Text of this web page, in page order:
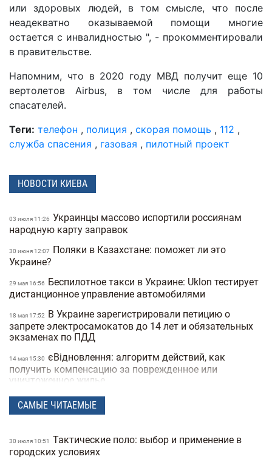
или здоровых людей, в том смысле, что после
неадекватно оказываемой помощи многие
остается с инвалидностью ", - прокомментировали
в правительстве.
Напомним, что в 2020 году МВД получит еще 10
вертолетов Airbus, в том числе для работы
спасателей.
Теги: телефон , полиция , скорая помощь , 112 ,
служба спасения , газовая , пилотный проект
НОВОСТИ КИЕВА
03 июля 11:26 Украинцы массово испортили россиянам
народную карту заправок
30 июня 12:07
Поляки в Казахстане: поможет ли это
Украине?
29 мая 16:56
Беспилотное такси в Украине: Uklon тестирует
дистанционное управление автомобилями
18 мая 17:52
В Украине зарегистрировали петицию о
запрете электросамокатов до 14 лет и обязательных
экзаменах по ПДД
14 мая 15:30 єВідновлення: алгоритм действий, как
получить компенсацию за поврежденное или
уничтоженное жилье
15:50 В Украине хотят запретить электросамокаты на
тротуарах: где и как они будут ездить
областей выпал снег посреди апреля (фото)
САМЫЕ ЧИТАЕМЫЕ
30 июля 10:51
Тактические поло: выбор и применение в
городских условиях